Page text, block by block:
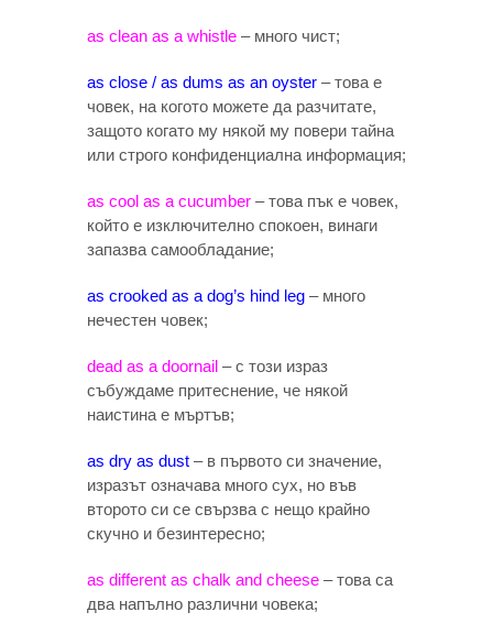
as clean as a whistle – много чист;
as close / as dums as an oyster – това е
човек, на когото можете да разчитате,
защото когато му някой му повери тайна
или строго конфиденциална информация;
as cool as a cucumber – това пък е човек,
който е изключително спокоен, винаги
запазва самообладание;
as crooked as a dog’s hind leg – много
нечестен човек;
dead as a doornail – с този израз
събуждаме притеснение, че някой
наистина е мъртъв;
as dry as dust – в първото си значение,
изразът означава много сух, но във
второто си се свързва с нещо крайно
скучно и безинтересно;
as different as chalk and cheese – това са
два напълно различни човека;